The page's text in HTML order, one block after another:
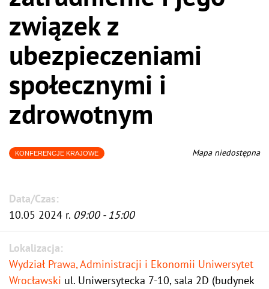
związek z
ubezpieczeniami
społecznymi i
zdrowotnym
Mapa niedostępna
KONFERENCJE KRAJOWE
Data/Czas:
10.05 2024 r. 09:00 - 15:00
Lokalizacja:
Wydział Prawa, Administracji i Ekonomii Uniwersytet
Wrocławski ul. Uniwersytecka 7-10, sala 2D (budynek